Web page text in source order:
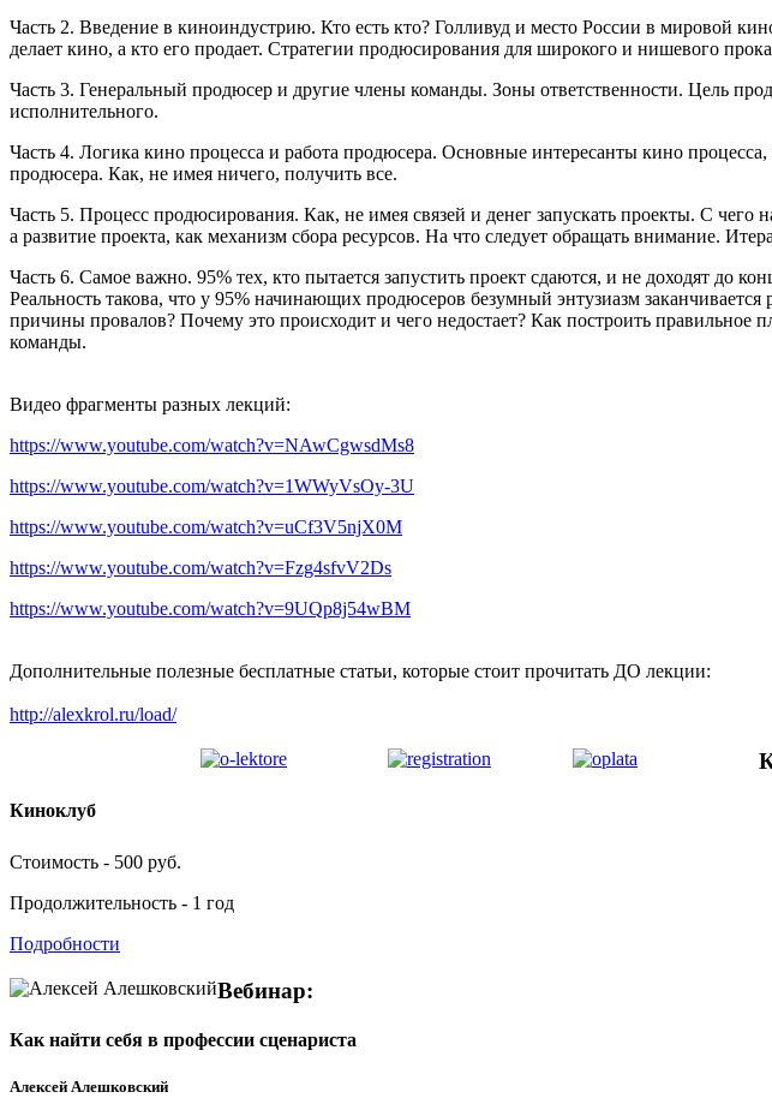
Часть 2. Введение в киноиндустрию. Кто есть кто? Голливуд и место России в мировой
делает кино, а кто его продает. Стратегии продюсирования для широкого и нишевого
Часть 3. Генеральный продюсер и другие члены команды. Зоны ответственности. Цель
исполнительного.
Часть 4. Логика кино процесса и работа продюсера. Основные интересанты кино
продюсера. Как, не имея ничего, получить все.
Часть 5. Процесс продюсирования. Как, не имея связей и денег запускать проекты. С
а развитие проекта, как механизм сбора ресурсов. На что следует обращать внимание.
Часть 6. Самое важно. 95% тех, кто пытается запустить проект сдаются, и не доходят
Реальность такова, что у 95% начинающих продюсеров безумный энтузиазм
причины провалов? Почему это происходит и чего недостает? Как построить
команды.
Видео фрагменты разных лекций:
https://www.youtube.com/watch?v=NAwCgwsdMs8
https://www.youtube.com/watch?v=1WWyVsOy-3U
https://www.youtube.com/watch?v=uCf3V5njX0M
https://www.youtube.com/watch?v=Fzg4sfvV2Ds
https://www.youtube.com/watch?v=9UQp8j54wBM
Дополнительные полезные бесплатные статьи, которые стоит прочитать ДО лекции:
http://alexkrol.ru/load/
Киноклуб
Стоимость - 500 руб.
Продолжительность - 1 год
Подробности
Вебинар:
Как найти себя в профессии сценариста
Алексей Алешковский